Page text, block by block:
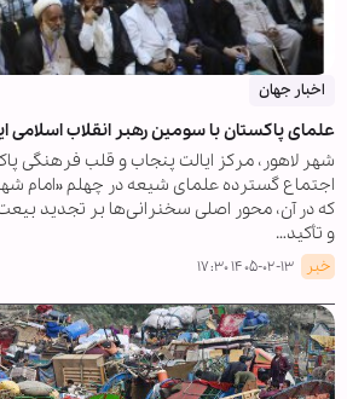
اخبار جهان
علمای پاکستان با سومین رهبر انقلاب اسلامی
شهر لاهور، مرکز ایالت پنجاب و قلب فرهنگی
اجتماع گسترده علمای شیعه در چهلم «امام
که در آن، محور اصلی سخنرانی‌ها بر تجدید
و تأکید…
خبر ۱۴۰۵-۰۲-۱۳ ۱۷:۳۰